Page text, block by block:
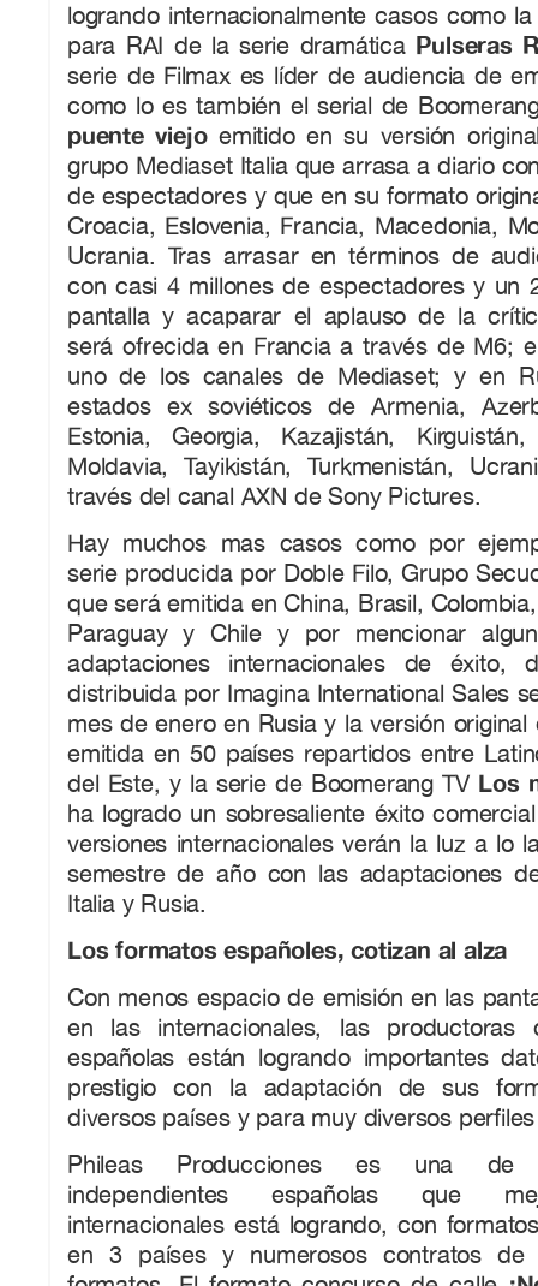
logrando internacionalmente casos como
para RAI de la serie dramática Pulseras
serie de Filmax es líder de audiencia de
como lo es también el serial de
puente viejo emitido en su versión
grupo Mediaset Italia que arrasa a diario
de espectadores y que en su formato
Croacia, Eslovenia, Francia, Macedonia,
Ucrania. Tras arrasar en términos de
con casi 4 millones de espectadores y un
pantalla y acaparar el aplauso de la
será ofrecida en Francia a través de M6;
uno de los canales de Mediaset; y en
estados ex soviéticos de Armenia,
Estonia, Georgia, Kazajistán,
Moldavia, Tayikistán, Turkmenistán,
través del canal AXN de Sony Pictures.
Hay muchos mas casos como por
serie producida por Doble Filo, Grupo
que será emitida en China, Brasil,
Paraguay y Chile y por mencionar
adaptaciones internacionales de éxito,
distribuida por Imagina International Sales
mes de enero en Rusia y la versión
emitida en 50 países repartidos entre
del Este, y la serie de Boomerang TV Los
ha logrado un sobresaliente éxito
versiones internacionales verán la luz a lo
semestre de año con las adaptaciones
Italia y Rusia.
Los formatos españoles, cotizan al alza
Con menos espacio de emisión en las
en las internacionales, las productoras
españolas están logrando importantes
prestigio con la adaptación de sus
diversos países y para muy diversos
Phileas Producciones es una de
independientes españolas que
internacionales está logrando, con
en 3 países y numerosos contratos de